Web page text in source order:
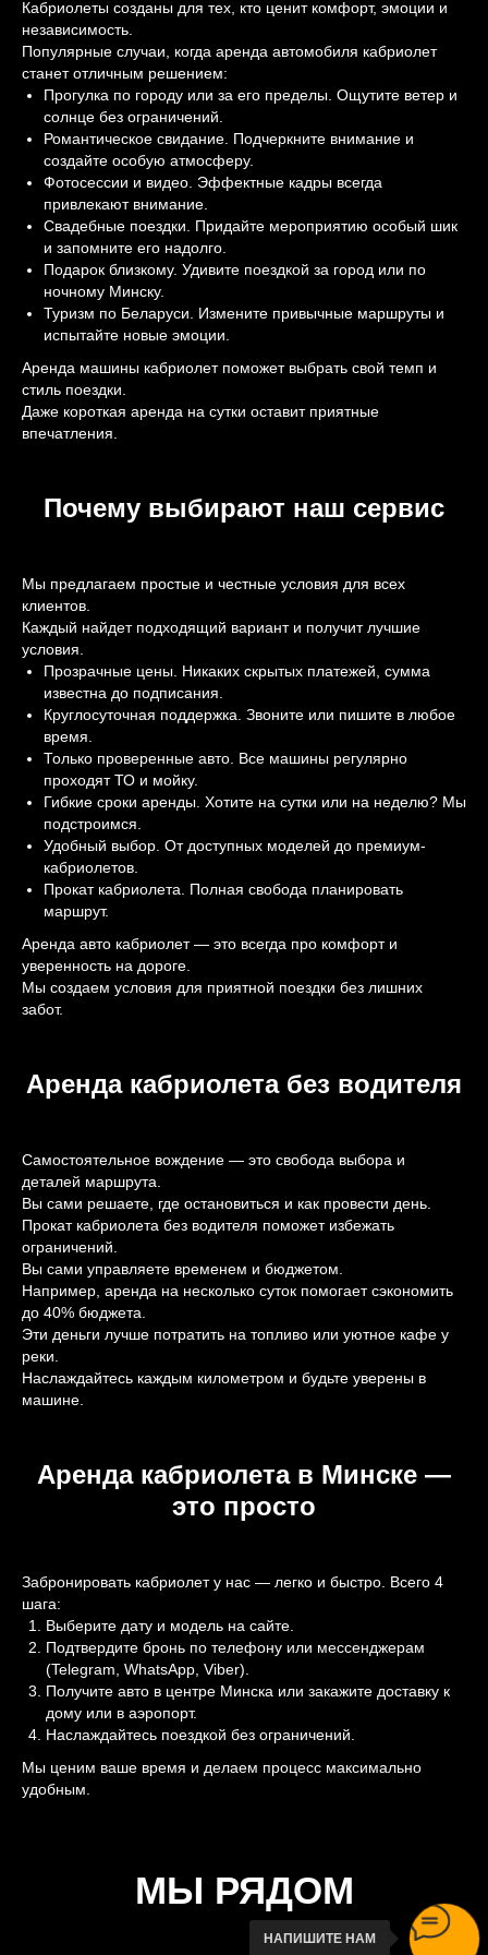
Кабриолеты созданы для тех, кто ценит комфорт, эмоции и
независимость.
Популярные случаи, когда аренда автомобиля кабриолет
станет отличным решением:
Прогулка по городу или за его пределы. Ощутите ветер и
солнце без ограничений.
Романтическое свидание. Подчеркните внимание и
создайте особую атмосферу.
Фотосессии и видео. Эффектные кадры всегда
привлекают внимание.
Свадебные поездки. Придайте мероприятию особый шик
и запомните его надолго.
Подарок близкому. Удивите поездкой за город или по
ночному Минску.
Туризм по Беларуси. Измените привычные маршруты и
испытайте новые эмоции.
Аренда машины кабриолет поможет выбрать свой темп и
стиль поездки.
Даже короткая аренда на сутки оставит приятные
впечатления.
Почему выбирают наш сервис
Мы предлагаем простые и честные условия для всех
клиентов.
Каждый найдет подходящий вариант и получит лучшие
условия.
Прозрачные цены. Никаких скрытых платежей, сумма
известна до подписания.
Круглосуточная поддержка. Звоните или пишите в любое
время.
Только проверенные авто. Все машины регулярно
проходят ТО и мойку.
Гибкие сроки аренды. Хотите на сутки или на неделю? Мы
подстроимся.
Удобный выбор. От доступных моделей до премиум-
кабриолетов.
Прокат кабриолета. Полная свобода планировать
маршрут.
Аренда авто кабриолет — это всегда про комфорт и
уверенность на дороге.
Мы создаем условия для приятной поездки без лишних
забот.
Аренда кабриолета без водителя
Самостоятельное вождение — это свобода выбора и
деталей маршрута.
Вы сами решаете, где остановиться и как провести день.
Прокат кабриолета без водителя поможет избежать
ограничений.
Вы сами управляете временем и бюджетом.
Например, аренда на несколько суток помогает сэкономить
до 40% бюджета.
Эти деньги лучше потратить на топливо или уютное кафе у
реки.
Наслаждайтесь каждым километром и будьте уверены в
машине.
Аренда кабриолета в Минске —
это просто
Забронировать кабриолет у нас — легко и быстро. Всего 4
шага:
Выберите дату и модель на сайте.
Подтвердите бронь по телефону или мессенджерам
(Telegram, WhatsApp, Viber).
Получите авто в центре Минска или закажите доставку к
дому или в аэропорт.
Наслаждайтесь поездкой без ограничений.
Мы ценим ваше время и делаем процесс максимально
удобным.
МЫ РЯДОМ
НАПИШИТЕ НАМ